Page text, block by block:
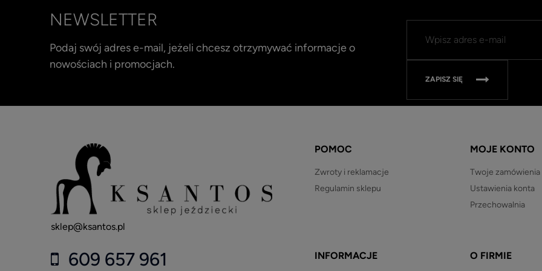
NEWSLETTER
Podaj swój adres e-mail, jeżeli chcesz otrzymywać informacje o
nowościach i promocjach.
ZAPISZ SIĘ
sklep@ksantos.pl
609 657 961
POMOC
Zwroty i reklamacje
Regulamin sklepu
MOJE KONTO
Twoje zamówienia
Ustawienia konta
Przechowalnia
INFORMACJE O FIRMIE